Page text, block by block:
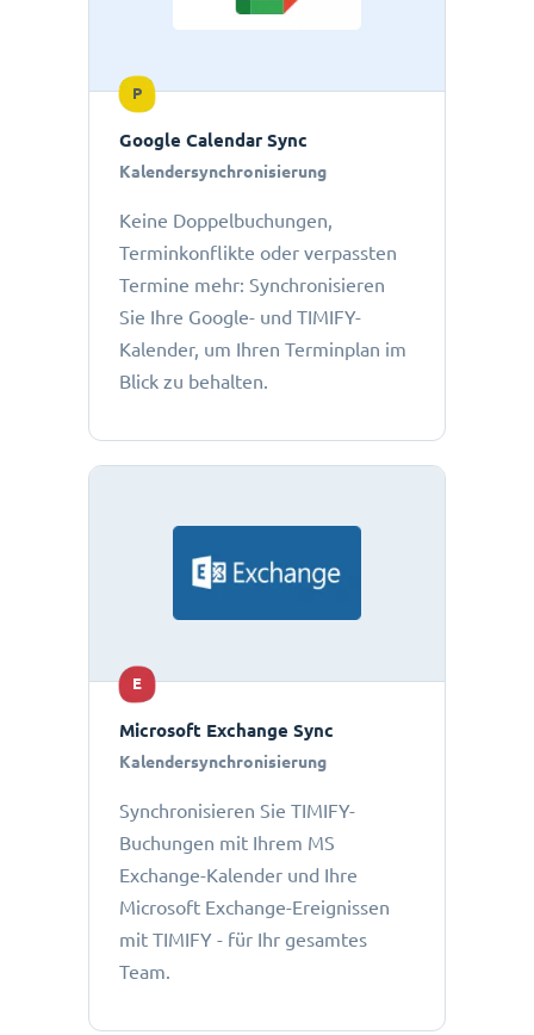
P
Google Calendar Sync
Kalendersynchronisierung
Keine Doppelbuchungen,
Terminkonflikte oder verpassten
Termine mehr: Synchronisieren
Sie Ihre Google- und TIMIFY-
Kalender, um Ihren Terminplan im
Blick zu behalten.
E
Microsoft Exchange Sync
Kalendersynchronisierung
Synchronisieren Sie TIMIFY-
Buchungen mit Ihrem MS
Exchange-Kalender und Ihre
Microsoft Exchange-Ereignissen
mit TIMIFY - für Ihr gesamtes
Team.